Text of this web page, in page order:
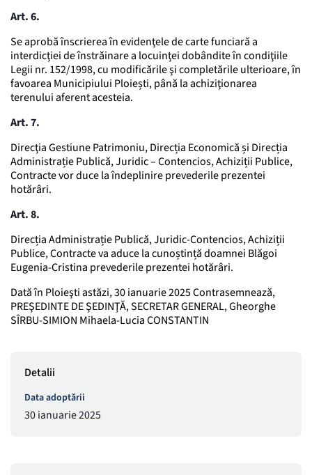
Art. 6.
Se aprobă înscrierea în evidenţele de carte funciară a
interdicţiei de înstrăinare a locuinţei dobândite în condiţiile
Legii nr. 152/1998, cu modificările şi completările ulterioare, în
favoarea Municipiului Ploiești, până la achiziţionarea
terenului aferent acesteia.
Art. 7.
Direcţia Gestiune Patrimoniu, Direcția Economică și Direcția
Administrație Publică, Juridic – Contencios, Achiziții Publice,
Contracte vor duce la îndeplinire prevederile prezentei
hotărâri.
Art. 8.
Direcția Administrație Publică, Juridic-Contencios, Achiziții
Publice, Contracte va aduce la cunoștință doamnei Blăgoi
Eugenia-Cristina prevederile prezentei hotărâri.
Dată în Ploieşti astăzi, 30 ianuarie 2025 Contrasemnează,
PREŞEDINTE DE ŞEDINŢĂ, SECRETAR GENERAL, Gheorghe
SÎRBU-SIMION Mihaela-Lucia CONSTANTIN
Detalii
Data adoptării
30 ianuarie 2025